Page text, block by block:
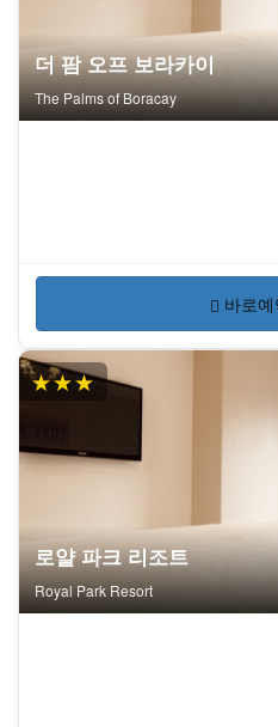
더 팜 오프 보라카이
The Palms of Boracay
바로
★★★
로얄 파크 리조트
Royal Park Resort